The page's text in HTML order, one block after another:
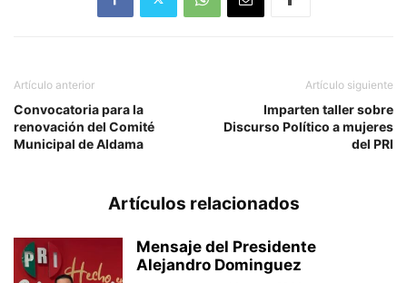
Artículo anterior
Convocatoria para la
renovación del Comité
Municipal de Aldama
Artículo siguiente
Imparten taller sobre
Discurso Político a mujeres
del PRI
Artículos relacionados
Mensaje del Presidente
Alejandro Dominguez